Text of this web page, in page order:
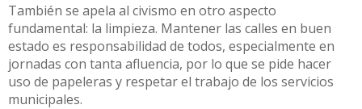
También se apela al civismo en otro aspecto
fundamental: la limpieza. Mantener las calles en buen
estado es responsabilidad de todos, especialmente en
jornadas con tanta afluencia, por lo que se pide hacer
uso de papeleras y respetar el trabajo de los servicios
municipales.